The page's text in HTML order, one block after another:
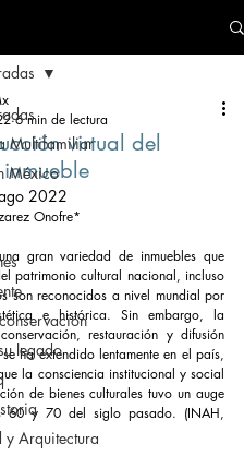
Multifamiliar
México
legado
y Arquitectura
virtual del
6 min de lectura
2022
Onofre*
gran variedad de inmuebles que
patrimonio cultural nacional, incluso
son reconocidos a nivel mundial por
e histórica. Sin embargo, la
restauración y difusión
ha extendido lentamente en el país,
la consciencia institucional y social
de bienes culturales tuvo un auge
60 y 70 del siglo pasado. (INAH,